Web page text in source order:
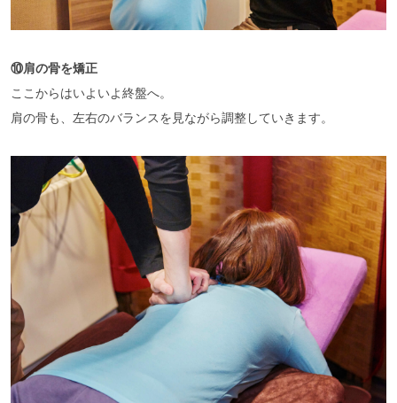
⑩肩の骨を矯正
ここからはいよいよ終盤へ。
肩の骨も、左右のバランスを見ながら調整していきます。